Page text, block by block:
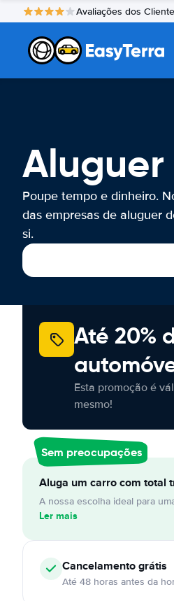
Avaliações dos
Aluguer
Poupe tempo e dinheiro.
das empresas de aluguer
si.
Até 20%
Esta promoção é
mesmo!
Sem preocupações
Aluga um carro com total
A nossa escolha ideal para
Ler mais
Cancelamentográtis
Até 48 horas antes da